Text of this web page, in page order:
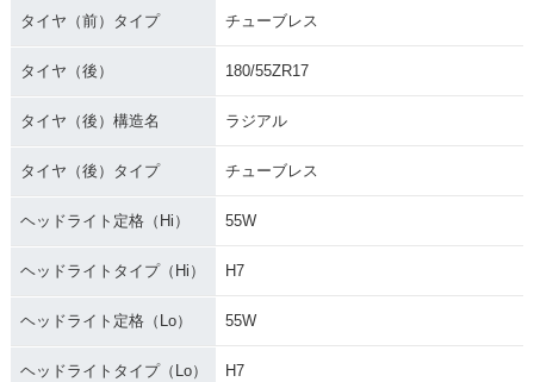
タイヤ（前）タイプ チューブレス
タイヤ（後） 180/55ZR17
タイヤ（後）構造名 ラジアル
タイヤ（後）タイプ チューブレス
ヘッドライト定格（Hi） 55W
ヘッドライトタイプ（Hi） H7
ヘッドライト定格（Lo） 55W
ヘッドライトタイプ（Lo） H7